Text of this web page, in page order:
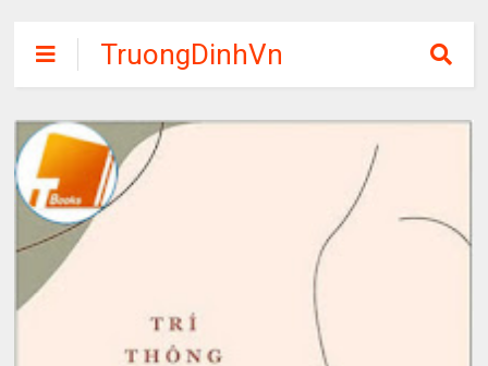
TruongDinhVn
Chia sẽ ebook,
các khóa học,
phần mềm học
tập miễn phí